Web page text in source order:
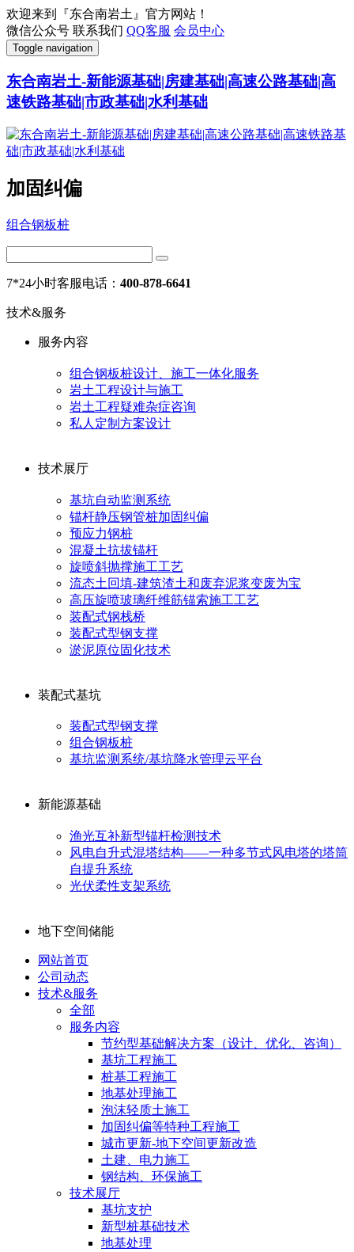
欢迎来到『东合南岩土』官方网站！
微信公众号 联系我们 QQ客服 会员中心
Toggle navigation
东合南岩土-新能源基础|房建基础|高速公路基础|高
速铁路基础|市政基础|水利基础
加固纠偏
组合钢板桩
7*24小时客服电话： 400-878-6641
技术&服务
服务内容
组合钢板桩设计、施工一体化服务
岩土工程设计与施工
岩土工程疑难杂症咨询
私人定制方案设计
技术展厅
基坑自动监测系统
锚杆静压钢管桩加固纠偏
预应力钢桩
混凝土抗拔锚杆
旋喷斜抛撑施工工艺
流态土回填-建筑渣土和废弃泥浆变废为宝
高压旋喷玻璃纤维筋锚索施工工艺
装配式钢栈桥
装配式型钢支撑
淤泥原位固化技术
装配式基坑
装配式型钢支撑
组合钢板桩
基坑监测系统/基坑降水管理云平台
新能源基础
渔光互补新型锚杆检测技术
风电自升式混塔结构——一种多节式风电塔的塔筒
自提升系统
光伏柔性支架系统
地下空间储能
网站首页
公司动态
技术&服务
全部
服务内容
节约型基础解决方案（设计、优化、咨询）
基坑工程施工
桩基工程施工
地基处理施工
泡沫轻质土施工
加固纠偏等特种工程施工
城市更新-地下空间更新改造
土建、电力施工
钢结构、环保施工
技术展厅
基坑支护
新型桩基础技术
地基处理